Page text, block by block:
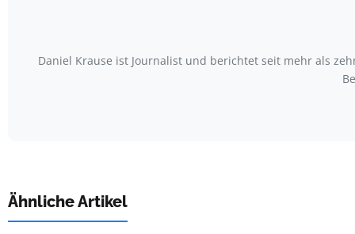
Daniel Krause ist Journalist und berichtet seit mehr als
Ähnliche Artikel